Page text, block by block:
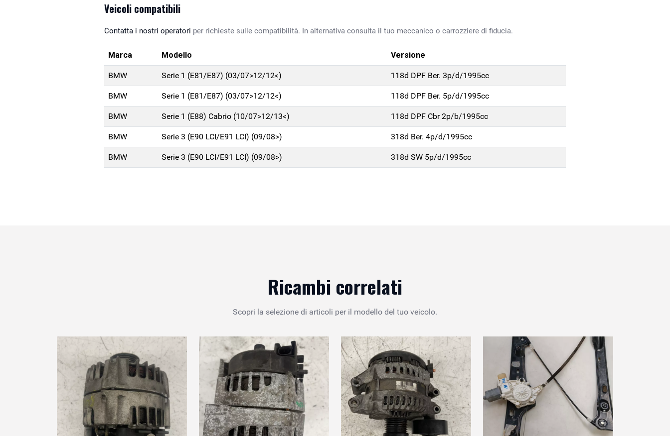
Veicoli compatibili
Contatta i nostri operatori per richieste sulle compatibilità. In alternativa consulta il tuo meccanico o carrozziere di fiducia.
Marca Modello Versione
BMW Serie 1 (E81/E87) (03/07>12/12<) 118d DPF Ber. 3p/d/1995cc
BMW Serie 1 (E81/E87) (03/07>12/12<) 118d DPF Ber. 5p/d/1995cc
BMW Serie 1 (E88) Cabrio (10/07>12/13<) 118d DPF Cbr 2p/b/1995cc
BMW Serie 3 (E90 LCI/E91 LCI) (09/08>) 318d Ber. 4p/d/1995cc
BMW Serie 3 (E90 LCI/E91 LCI) (09/08>) 318d SW 5p/d/1995cc
Ricambi correlati
Scopri la selezione di articoli per il modello del tuo veicolo.